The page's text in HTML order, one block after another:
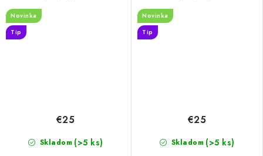
Novinka
Tip
Skladom (>5 ks)
€25
Novinka
Tip
Skladom (>5 ks)
€25